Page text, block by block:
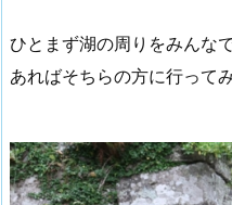
ひとまず湖の周りをみんな
あればそちらの方に行ってみ